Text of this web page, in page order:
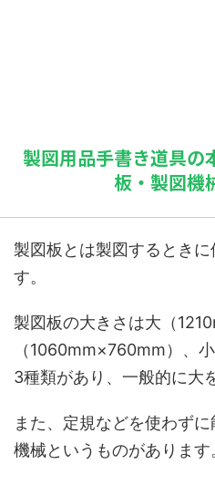
製図用品手書き道具の
板・製図機
製図板とは製図するとき
す。
製図板の大きさは大（
（1060mm×760mm）、
3種類があり、一般的に大
また、定規などを使わず
機械というものがあります